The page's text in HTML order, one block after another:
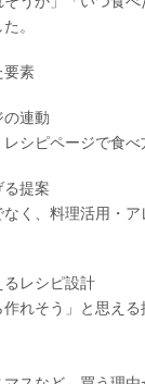
。
要素
連動
シピページで食べ
提案
く、料理活用・
レシピ設計
れそう」と思える